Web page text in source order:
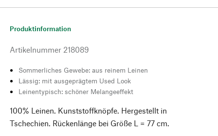
Produktinformation
Artikelnummer 218089
Sommerliches Gewebe: aus reinem Leinen
Lässig: mit ausgeprägtem Used Look
Leinentypisch: schöner Melangeeffekt
100% Leinen. Kunststoffknöpfe. Hergestellt in
Tschechien. Rückenlänge bei Größe L = 77 cm.